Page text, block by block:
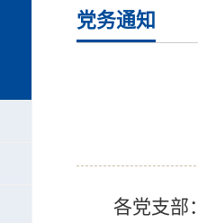
党务通知
各党支部：